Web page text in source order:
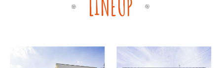
LINEUP